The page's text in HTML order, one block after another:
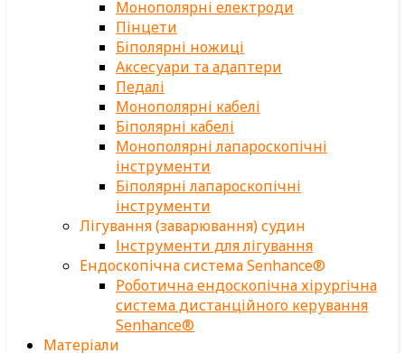
Монополярні електроди
Пінцети
Біполярні ножиці
Аксесуари та адаптери
Педалі
Монополярні кабелі
Біполярні кабелі
Монополярні лапароскопічні
інструменти
Біполярні лапароскопічні
інструменти
Лігування (заварювання) судин
Інструменти для лігування
Ендоскопічна система Senhance®
Роботична ендоскопічна хірургічна
система дистанційного керування
Senhance®
Матеріали